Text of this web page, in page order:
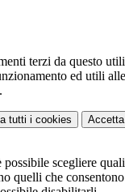
terzi da questo
ed utili
.
tutti i cookies
possibile scegliere
quelli che